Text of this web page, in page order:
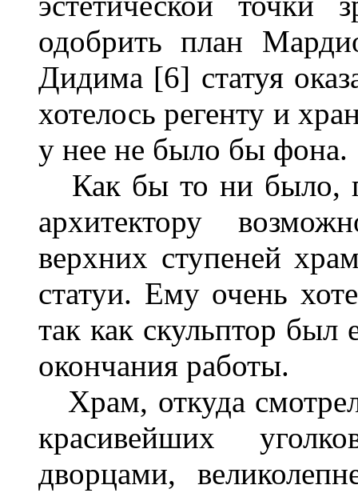
одобрить план
Дидима [6] статуя
хотелось регенту и
у нее не было бы фона.
Как бы то ни было,
архитектору
верхних ступеней
статуи. Ему очень
так как скульптор был
окончания работы.
Храм, откуда
красивейших
дворцами,